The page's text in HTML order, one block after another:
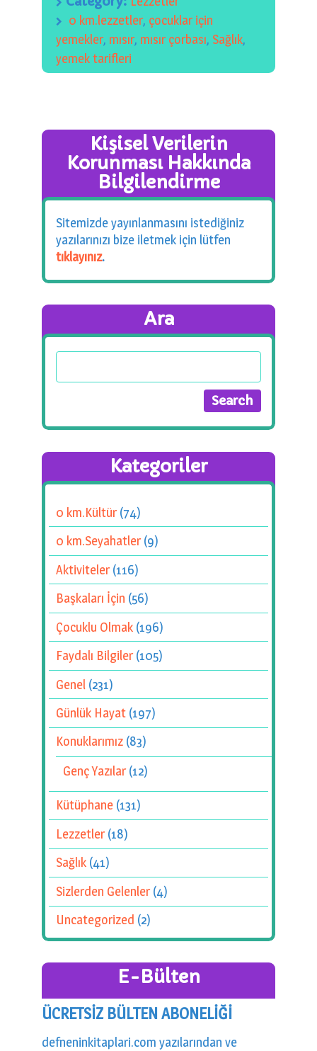
0 km.lezzetler, çocuklar için
yemekler, mısır, mısır çorbası, Sağlık,
yemek tarifleri
Kişisel Verilerin
Korunması Hakkında
Bilgilendirme
Sitemizde yayınlanmasını istediğiniz
yazılarınızı bize iletmek için lütfen
tıklayınız.
Ara
Kategoriler
0 km.Kültür(74)
0 km.Seyahatler(9)
Aktiviteler(116)
Başkaları İçin (56)
Çocuklu Olmak (196)
Faydalı Bilgiler(105)
Genel (231)
Günlük Hayat (197)
Konuklarımız (83)
Genç Yazılar(12)
Kütüphane (131)
Lezzetler(18)
Sağlık (41)
Sizlerden Gelenler(4)
Uncategorized (2)
E-Bülten
ÜCRETSİZ BÜLTEN ABONELİĞİ
defneninkitaplari.com yazılarından ve